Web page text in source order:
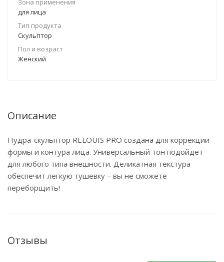
Зона применения
для лица
Тип продукта
Скульптор
Пол и возраст
Женский
Описание
Пудра-скульптор RELOUIS PRO создана для коррекции
формы и контура лица. Универсальный тон подойдет
для любого типа внешности. Деликатная текстура
обеспечит легкую тушевку – вы не сможете
переборщить!
Отзывы